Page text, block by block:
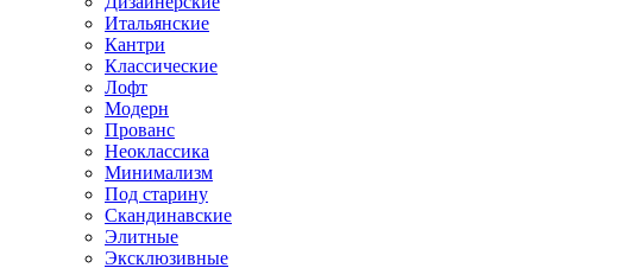
Итальянские
Кантри
Классические
Лофт
Модерн
Прованс
Неоклассика
Минимализм
Под старину
Скандинавские
Элитные
Эксклюзивные